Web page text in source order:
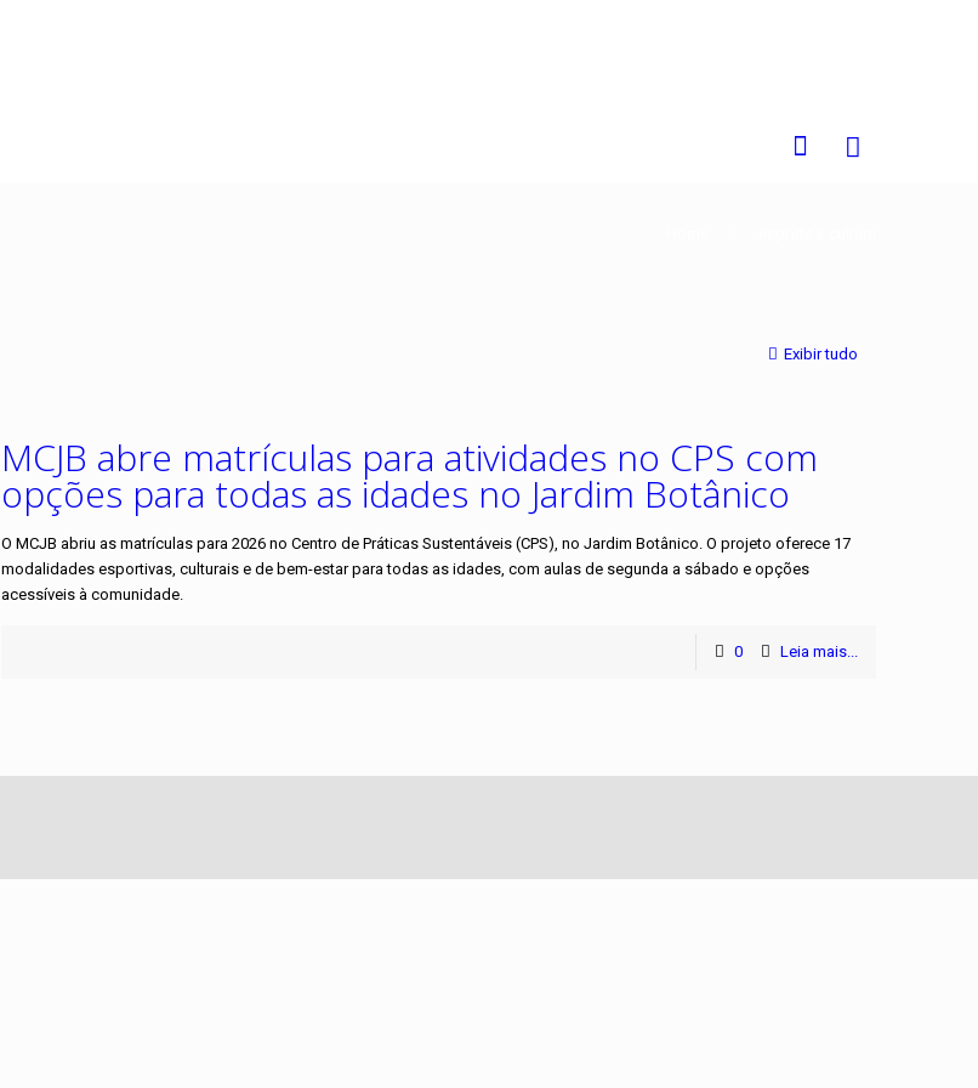
Exibir tudo
MCJB abre matrículas para atividades no CPS com
opções para todas as idades no Jardim Botânico
O MCJB abriu as matrículas para 2026 no Centro de Práticas Sustentáveis (CPS), no Jardim Botânico. O projeto oferece 17
modalidades esportivas, culturais e de bem-estar para todas as idades, com aulas de segunda a sábado e opções
acessíveis à comunidade.
0 Leia mais...